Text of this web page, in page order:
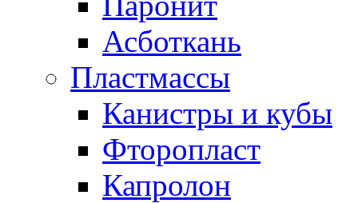
Асботкань
Пластмассы
Канистры и кубы
Фторопласт
Капролон